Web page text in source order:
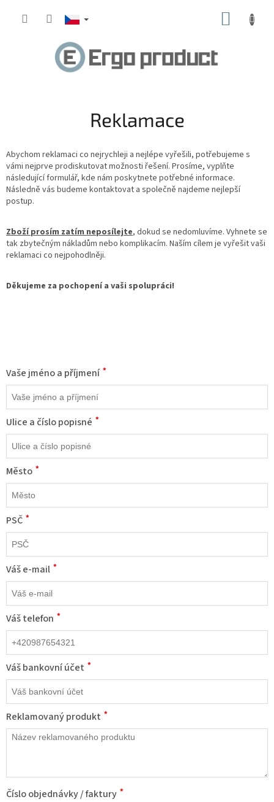
Reklamace
Abychom reklamaci co nejrychleji a nejlépe vyřešili, potřebujeme s
vámi nejprve prodiskutovat možnosti řešení. Prosíme, vyplňte
následující formulář, kde nám poskytnete potřebné informace.
Následně vás budeme kontaktovat a společně najdeme nejlepší
postup.
Zboží prosím zatím neposílejte, dokud se nedomluvíme. Vyhnete se
tak zbytečným nákladům nebo komplikacím. Naším cílem je vyřešit vaši
reklamaci co nejpohodlněji.
Děkujeme za pochopení a vaši spolupráci!
Vaše jméno a příjmení *
Ulice a číslo popisné *
Město *
PSČ *
Váš e-mail *
Váš telefon *
Váš bankovní účet *
Reklamovaný produkt *
Číslo objednávky / faktury *